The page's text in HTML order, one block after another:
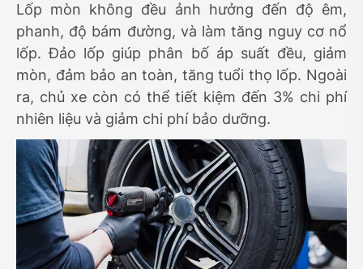
Lốp mòn không đều ảnh hưởng đến độ êm,
phanh, độ bám đường, và làm tăng nguy cơ nổ
lốp. Đảo lốp giúp phân bố áp suất đều, giảm
mòn, đảm bảo an toàn, tăng tuổi thọ lốp. Ngoài
ra, chủ xe còn có thể tiết kiệm đến 3% chi phí
nhiên liệu và giảm chi phí bảo dưỡng.